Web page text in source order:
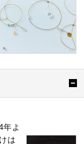
年よ
は